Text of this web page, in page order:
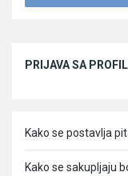
PRIJAVA SA
Kako se postavlja
Kako se sakupljaju